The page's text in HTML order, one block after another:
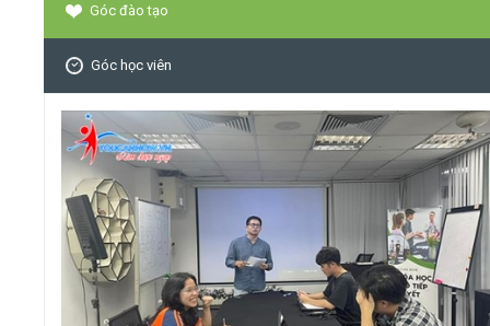
Góc đào tạo
Góc học viên